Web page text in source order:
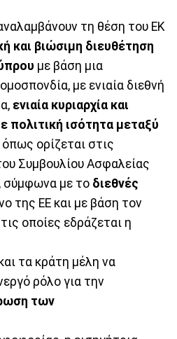
τη θέση του ΕΚ
και βιώσιμη διευθέτηση
με βάση μια
με ενιαία διεθνή
ενιαία κυριαρχία και
πολιτική ισότητα μεταξύ
όπως ορίζεται στις
Συμβουλίου Ασφαλείας
με το διεθνές
της ΕΕ και με βάση τον
οποίες εδράζεται η
τα κράτη μέλη να
ρόλο για την
των